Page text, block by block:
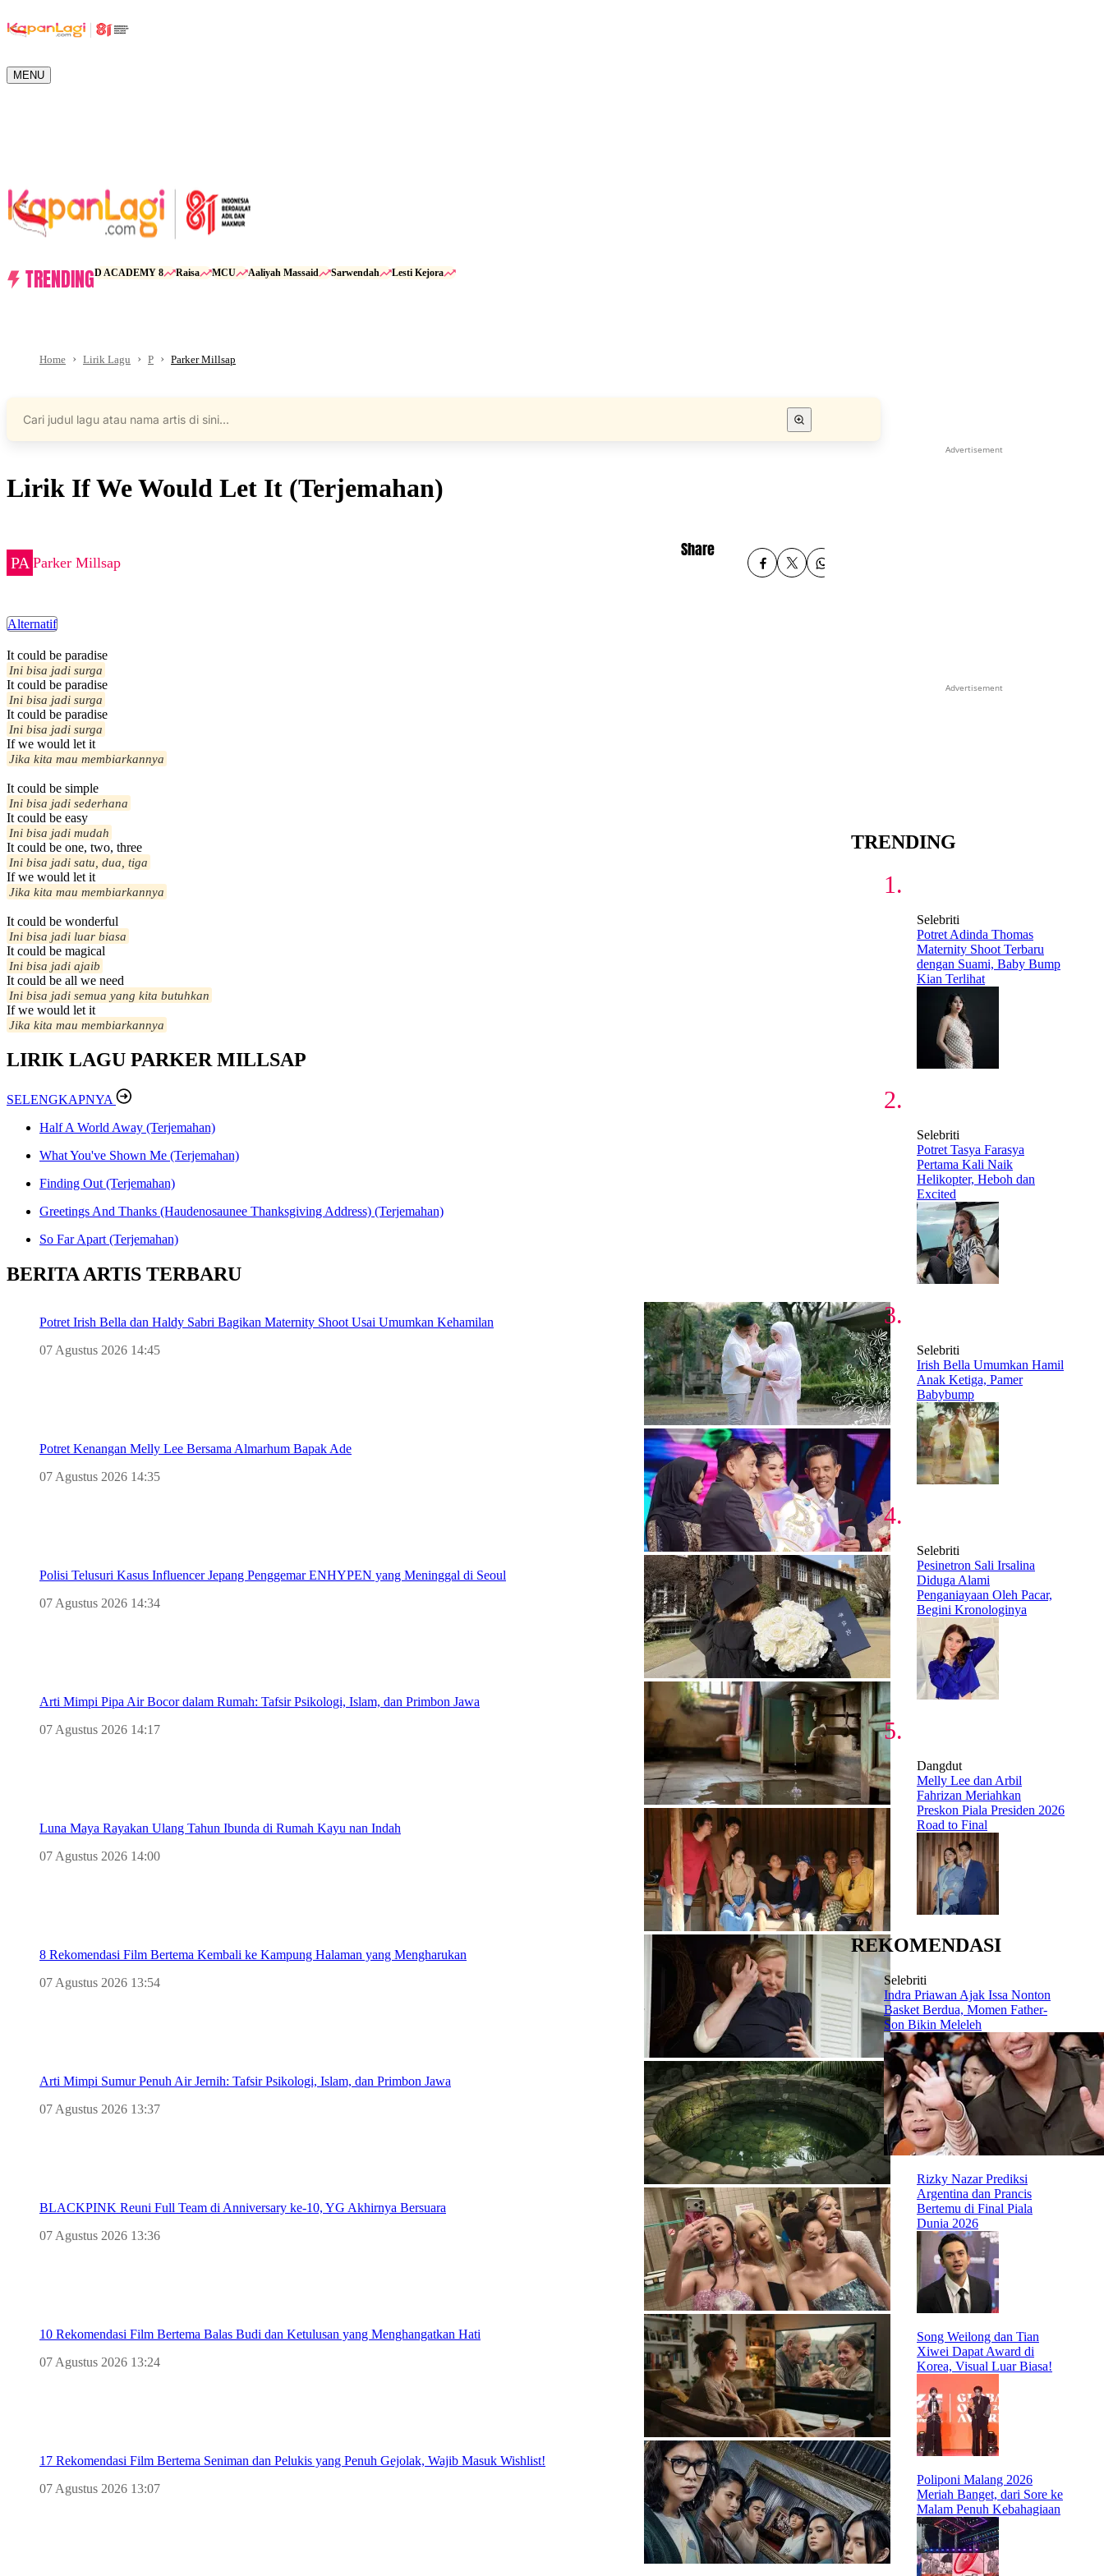
MENU
TRENDINGD ACADEMY 8 Raisa MCU Aaliyah Massaid Sarwendah Lesti Kejora
Home Lirik Lagu P Parker Millsap
Lirik If We Would Let It (Terjemahan)
Parker Millsap
Share
Alternatif
It could be paradise
Ini bisa jadi surga
It could be paradise
Ini bisa jadi surga
It could be paradise
Ini bisa jadi surga
If we would let it
Jika kita mau membiarkannya
It could be simple
Ini bisa jadi sederhana
It could be easy
Ini bisa jadi mudah
It could be one, two, three
Ini bisa jadi satu, dua, tiga
If we would let it
Jika kita mau membiarkannya
It could be wonderful
Ini bisa jadi luar biasa
It could be magical
Ini bisa jadi ajaib
It could be all we need
Ini bisa jadi semua yang kita butuhkan
If we would let it
Jika kita mau membiarkannya
LIRIK LAGU PARKER MILLSAP
SELENGKAPNYA
Half A World Away (Terjemahan)
What You've Shown Me (Terjemahan)
Finding Out (Terjemahan)
Greetings And Thanks (Haudenosaunee Thanksgiving Address) (Terjemahan)
So Far Apart (Terjemahan)
BERITA ARTIS TERBARU
Potret Irish Bella dan Haldy Sabri Bagikan Maternity Shoot Usai Umumkan Kehamilan
07 Agustus 2026 14:45
Potret Kenangan Melly Lee Bersama Almarhum Bapak Ade
07 Agustus 2026 14:35
Polisi Telusuri Kasus Influencer Jepang Penggemar ENHYPEN yang Meninggal di Seoul
07 Agustus 2026 14:34
Arti Mimpi Pipa Air Bocor dalam Rumah: Tafsir Psikologi, Islam, dan Primbon Jawa
07 Agustus 2026 14:17
Luna Maya Rayakan Ulang Tahun Ibunda di Rumah Kayu nan Indah
07 Agustus 2026 14:00
8 Rekomendasi Film Bertema Kembali ke Kampung Halaman yang Mengharukan
07 Agustus 2026 13:54
Arti Mimpi Sumur Penuh Air Jernih: Tafsir Psikologi, Islam, dan Primbon Jawa
07 Agustus 2026 13:37
BLACKPINK Reuni Full Team di Anniversary ke-10, YG Akhirnya Bersuara
07 Agustus 2026 13:36
10 Rekomendasi Film Bertema Balas Budi dan Ketulusan yang Menghangatkan Hati
07 Agustus 2026 13:24
17 Rekomendasi Film Bertema Seniman dan Pelukis yang Penuh Gejolak, Wajib Masuk Wishlist!
07 Agustus 2026 13:07
Advertisement
Advertisement
TRENDING
Selebriti
Potret Adinda Thomas
Maternity Shoot Terbaru
dengan Suami, Baby Bump
Kian Terlihat
Selebriti
Potret Tasya Farasya
Pertama Kali Naik
Helikopter, Heboh dan
Excited
Selebriti
Irish Bella Umumkan Hamil
Anak Ketiga, Pamer
Babybump
Selebriti
Pesinetron Sali Irsalina
Diduga Alami
Penganiayaan Oleh Pacar,
Begini Kronologinya
Dangdut
Melly Lee dan Arbil
Fahrizan Meriahkan
Preskon Piala Presiden 2026
Road to Final
REKOMENDASI
Selebriti
Indra Priawan Ajak Issa Nonton
Basket Berdua, Momen Father-
Son Bikin Meleleh
Rizky Nazar Prediksi
Argentina dan Prancis
Bertemu di Final Piala
Dunia 2026
Song Weilong dan Tian
Xiwei Dapat Award di
Korea, Visual Luar Biasa!
Poliponi Malang 2026
Meriah Banget, dari Sore ke
Malam Penuh Kebahagiaan